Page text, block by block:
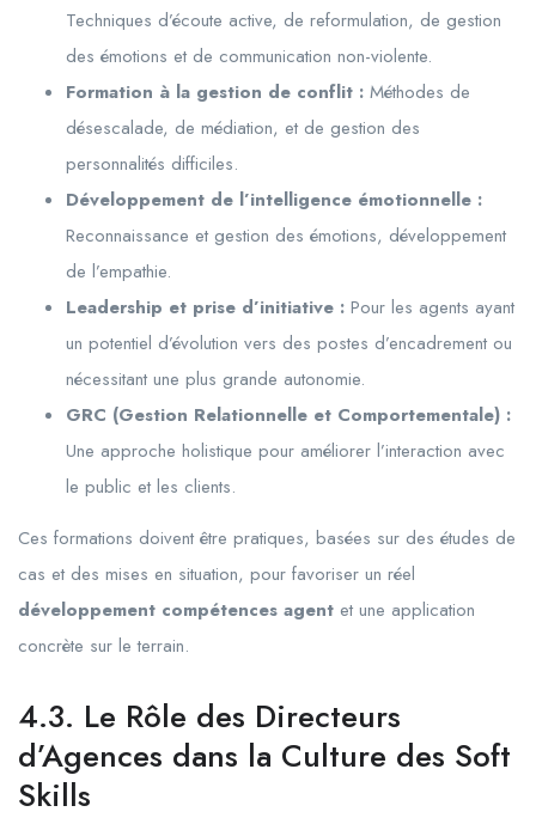
Techniques d’écoute active, de reformulation, de gestion
des émotions et de communication non-violente.
Formation à la gestion de conflit : Méthodes de
désescalade, de médiation, et de gestion des
personnalités difficiles.
Développement de l’intelligence émotionnelle :
Reconnaissance et gestion des émotions, développement
de l’empathie.
Leadership et prise d’initiative : Pour les agents ayant
un potentiel d’évolution vers des postes d’encadrement ou
nécessitant une plus grande autonomie.
GRC (Gestion Relationnelle et Comportementale) :
Une approche holistique pour améliorer l’interaction avec
le public et les clients.
Ces formations doivent être pratiques, basées sur des études de
cas et des mises en situation, pour favoriser un réel
développement compétences agent et une application
concrète sur le terrain.
4.3. Le Rôle des Directeurs
d’Agences dans la Culture des Soft
Skills